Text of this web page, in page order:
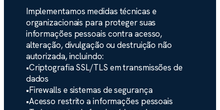
Implementamos medidas técnicas e
organizacionais para proteger suas
informações pessoais contra acesso,
alteração, divulgação ou destruição não
autorizada, incluindo:
•Criptografia SSL/TLS em transmissões de
dados
•Firewalls e sistemas de segurança
•Acesso restrito a informações pessoais